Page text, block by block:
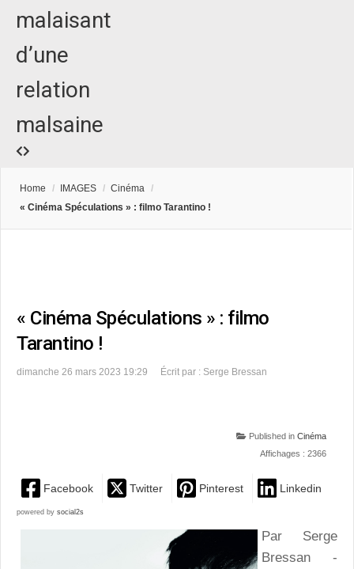
malaisant
d’une
relation
malsaine
Home / IMAGES / Cinéma /
« Cinéma Spéculations » : filmo Tarantino !
« Cinéma Spéculations » : filmo
Tarantino !
dimanche 26 mars 2023 19:29 Écrit par : Serge Bressan
Published in Cinéma
Affichages : 2366
Facebook Twitter Pinterest Linkedin
powered by social2s
Par Serge
Bressan -